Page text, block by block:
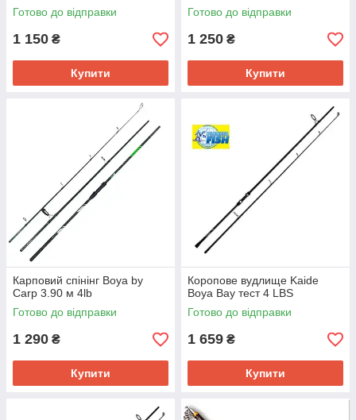
Готово до відправки
1 150 ₴
Купити
Готово до відправки
1 250 ₴
Купити
Карповий спінінг Boya by
Carp 3.90 м 4lb
Готово до відправки
1 290 ₴
Купити
Коропове вудлище Kaide
Boya Bay тест 4 LBS
Готово до відправки
1 659 ₴
Купити